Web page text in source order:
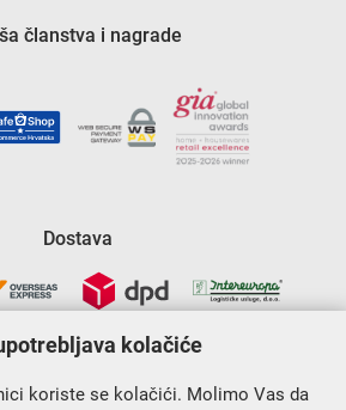
članstva i nagrade
Dostava
kolačiće
koriste se kolačići. Molimo Vas da